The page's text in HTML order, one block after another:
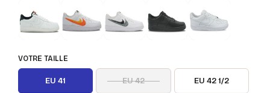
VOTRE TAILLE
EU 41 EU 42 EU 42 1/2